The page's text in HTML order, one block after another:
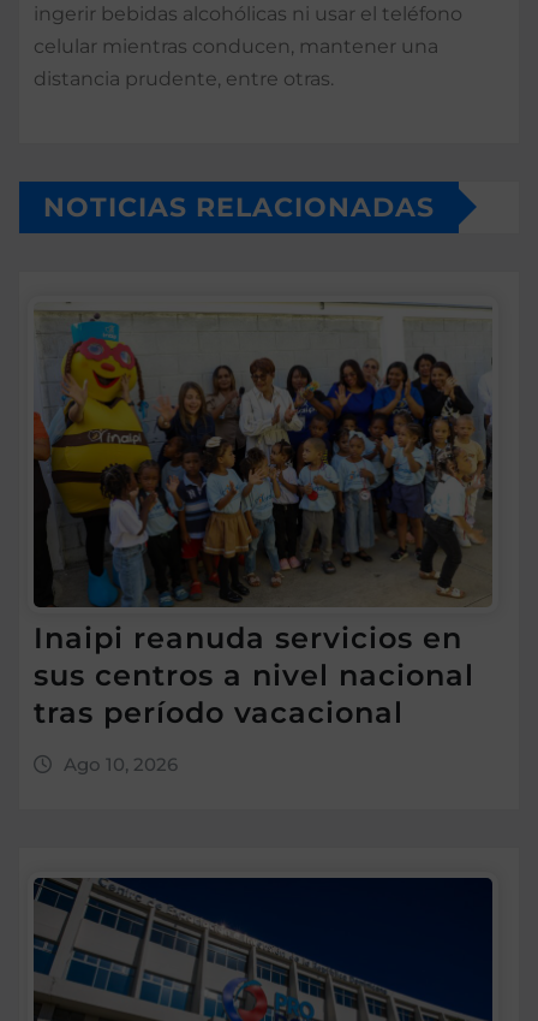
ingerir bebidas alcohólicas ni usar el teléfono
celular mientras conducen, mantener una
distancia prudente, entre otras.
NOTICIAS RELACIONADAS
Inaipi reanuda servicios en
sus centros a nivel nacional
tras período vacacional
Ago 10, 2026